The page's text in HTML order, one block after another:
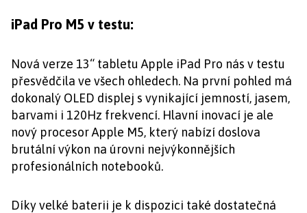
iPad Pro M5 v testu:
Nová verze 13“ tabletu Apple iPad Pro nás v testu
přesvědčila ve všech ohledech. Na první pohled má
dokonalý OLED displej s vynikající jemností, jasem,
barvami i 120Hz frekvencí. Hlavní inovací je ale
nový procesor Apple M5, který nabízí doslova
brutální výkon na úrovni nejvýkonnějších
profesionálních notebooků.
Díky velké baterii je k dispozici také dostatečná